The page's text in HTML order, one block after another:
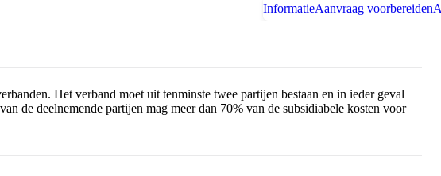
InformatieAanvraag voorbereiden
Het verband moet uit tenminste twee partijen bestaan en in ieder geval
de deelnemende partijen mag meer dan 70% van de subsidiabele kosten voor